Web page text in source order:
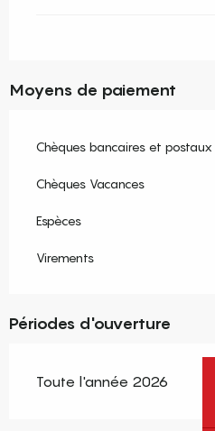
Moyens de paiement
Chèques bancaires et postaux
Chèques Vacances
Espèces
Virements
Périodes d'ouverture
Toute l'année 2026